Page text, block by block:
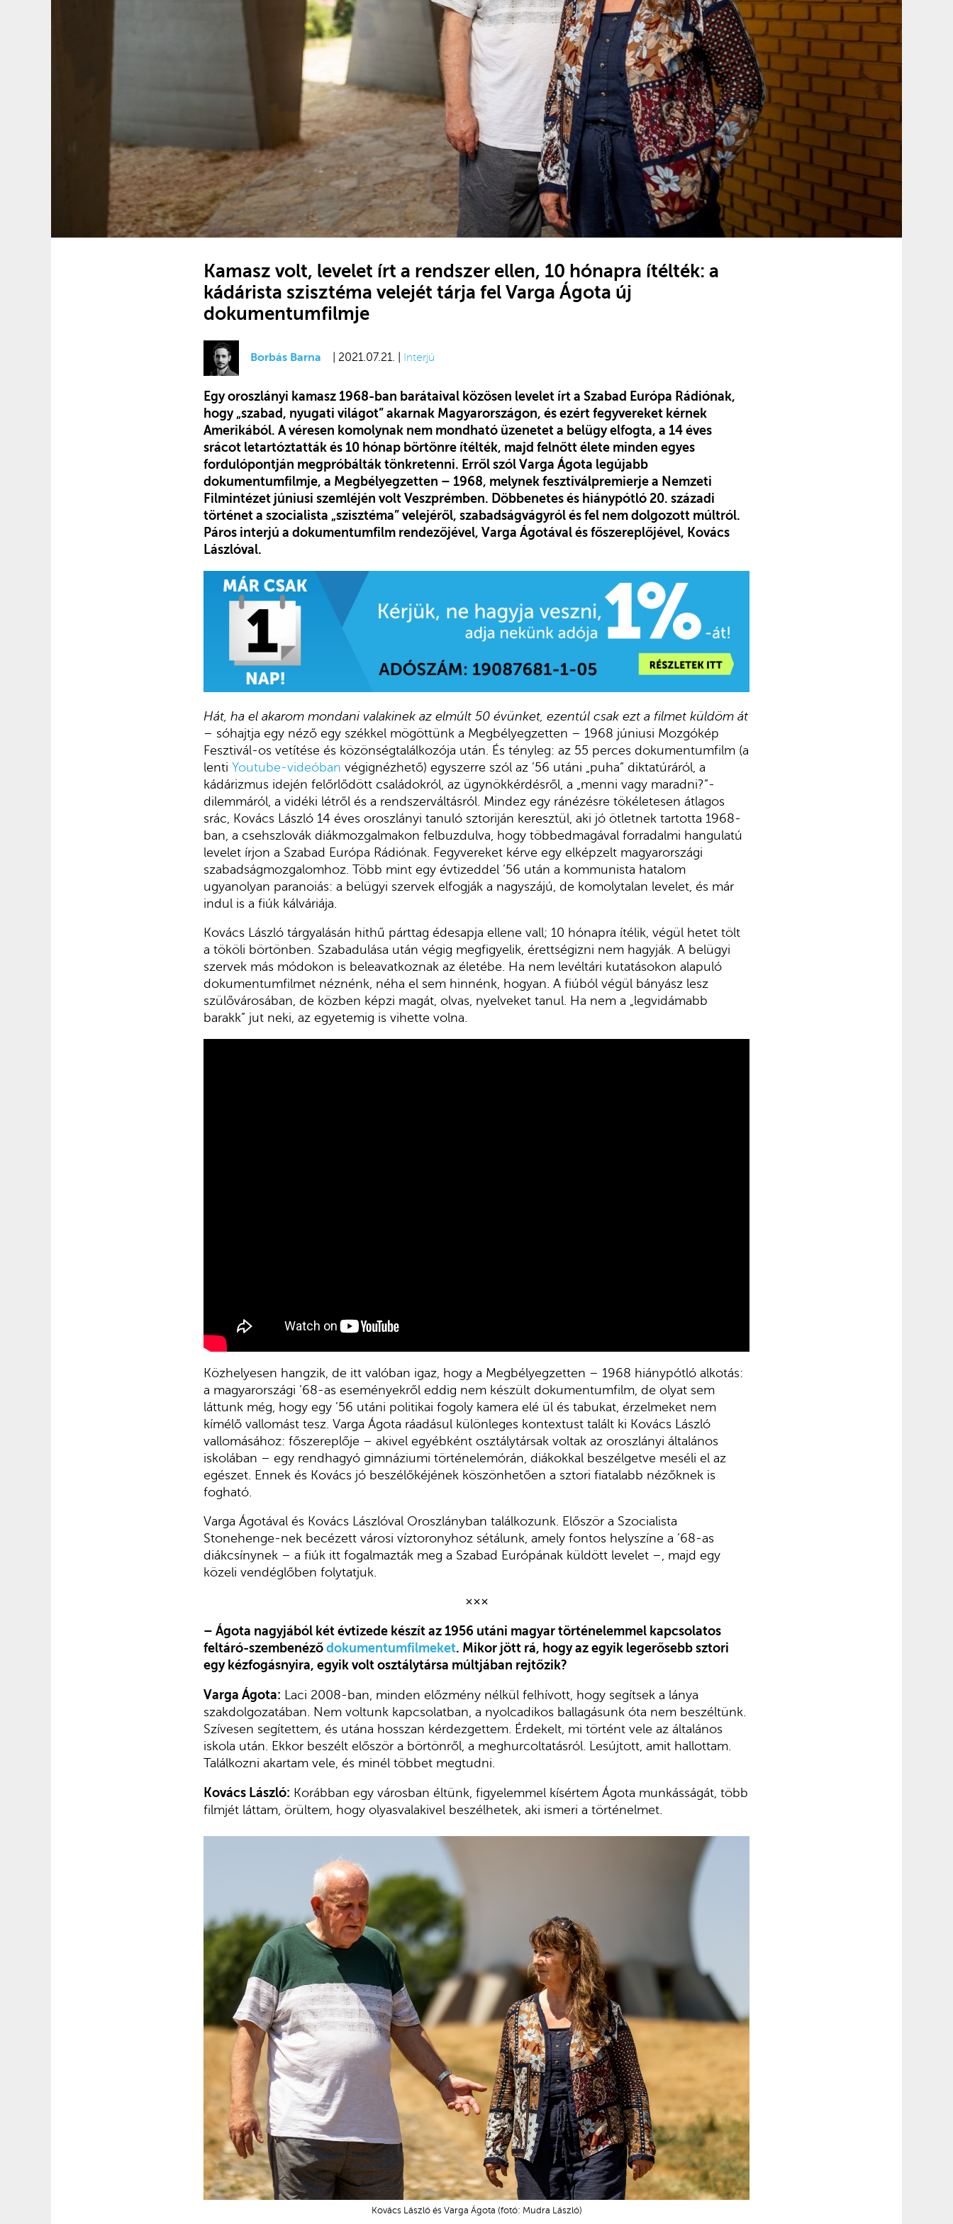
Kamasz volt, levelet írt a rendszer ellen, 10 hónapra ítélték: a
kádárista szisztéma velejét tárja fel Varga Ágota új
dokumentumfilmje
Borbás Barna | 2021.07.21. | Interjú
Egy oroszlányi kamasz 1968-ban barátaival közösen levelet írt a Szabad Európa Rádiónak,
hogy „szabad, nyugati világot” akarnak Magyarországon, és ezért fegyvereket kérnek
Amerikából. A véresen komolynak nem mondható üzenetet a belügy elfogta, a 14 éves
srácot letartóztatták és 10 hónap börtönre ítélték, majd felnőtt élete minden egyes
fordulópontján megpróbálták tönkretenni. Erről szól Varga Ágota legújabb
dokumentumfilmje, a Megbélyegzetten – 1968, melynek fesztiválpremierje a Nemzeti
Filmintézet júniusi szemléjén volt Veszprémben. Döbbenetes és hiánypótló 20. századi
történet a szocialista „szisztéma” velejéről, szabadságvágyról és fel nem dolgozott múltról.
Páros interjú a dokumentumfilm rendezőjével, Varga Ágotával és főszereplőjével, Kovács
Lászlóval.
Hát, ha el akarom mondani valakinek az elmúlt 50 évünket, ezentúl csak ezt a filmet küldöm át
– sóhajtja egy néző egy székkel mögöttünk a Megbélyegzetten – 1968 júniusi Mozgókép
Fesztivál-os vetítése és közönségtalálkozója után. És tényleg: az 55 perces dokumentumfilm (a
lenti Youtube-videóban végignézhető) egyszerre szól az ’56 utáni „puha” diktatúráról, a
kádárizmus idején felőrlődött családokról, az ügynökkérdésről, a „menni vagy maradni?”-
dilemmáról, a vidéki létről és a rendszerváltásról. Mindez egy ránézésre tökéletesen átlagos
srác, Kovács László 14 éves oroszlányi tanuló sztoriján keresztül, aki jó ötletnek tartotta 1968-
ban, a csehszlovák diákmozgalmakon felbuzdulva, hogy többedmagával forradalmi hangulatú
levelet írjon a Szabad Európa Rádiónak. Fegyvereket kérve egy elképzelt magyarországi
szabadságmozgalomhoz. Több mint egy évtizeddel ’56 után a kommunista hatalom
ugyanolyan paranoiás: a belügyi szervek elfogják a nagyszájú, de komolytalan levelet, és már
indul is a fiúk kálváriája.
Kovács László tárgyalásán hithű párttag édesapja ellene vall; 10 hónapra ítélik, végül hetet tölt
a tököli börtönben. Szabadulása után végig megfigyelik, érettségizni nem hagyják. A belügyi
szervek más módokon is beleavatkoznak az életébe. Ha nem levéltári kutatásokon alapuló
dokumentumfilmet néznénk, néha el sem hinnénk, hogyan. A fiúból végül bányász lesz
szülővárosában, de közben képzi magát, olvas, nyelveket tanul. Ha nem a „legvidámabb
barakk” jut neki, az egyetemig is vihette volna.
Közhelyesen hangzik, de itt valóban igaz, hogy a Megbélyegzetten – 1968 hiánypótló alkotás:
a magyarországi ’68-as eseményekről eddig nem készült dokumentumfilm, de olyat sem
láttunk még, hogy egy ’56 utáni politikai fogoly kamera elé ül és tabukat, érzelmeket nem
kímélő vallomást tesz. Varga Ágota ráadásul különleges kontextust talált ki Kovács László
vallomásához: főszereplője – akivel egyébként osztálytársak voltak az oroszlányi általános
iskolában – egy rendhagyó gimnáziumi történelemórán, diákokkal beszélgetve meséli el az
egészet. Ennek és Kovács jó beszélőkéjének köszönhetően a sztori fiatalabb nézőknek is
fogható.
Varga Ágotával és Kovács Lászlóval Oroszlányban találkozunk. Először a Szocialista
Stonehenge-nek becézett városi víztoronyhoz sétálunk, amely fontos helyszíne a ’68-as
diákcsínynek – a fiúk itt fogalmazták meg a Szabad Európának küldött levelet –, majd egy
közeli vendéglőben folytatjuk.
×××
– Ágota nagyjából két évtizede készít az 1956 utáni magyar történelemmel kapcsolatos
feltáró-szembenéző dokumentumfilmeket. Mikor jött rá, hogy az egyik legerősebb sztori
egy kézfogásnyira, egyik volt osztálytársa múltjában rejtőzik?
Varga Ágota: Laci 2008-ban, minden előzmény nélkül felhívott, hogy segítsek a lánya
szakdolgozatában. Nem voltunk kapcsolatban, a nyolcadikos ballagásunk óta nem beszéltünk.
Szívesen segítettem, és utána hosszan kérdezgettem. Érdekelt, mi történt vele az általános
iskola után. Ekkor beszélt először a börtönről, a meghurcoltatásról. Lesújtott, amit hallottam.
Találkozni akartam vele, és minél többet megtudni.
Kovács László: Korábban egy városban éltünk, figyelemmel kísértem Ágota munkásságát, több
filmjét láttam, örültem, hogy olyasvalakivel beszélhetek, aki ismeri a történelmet.
Kovács László és Varga Ágota (fotó: Mudra László)